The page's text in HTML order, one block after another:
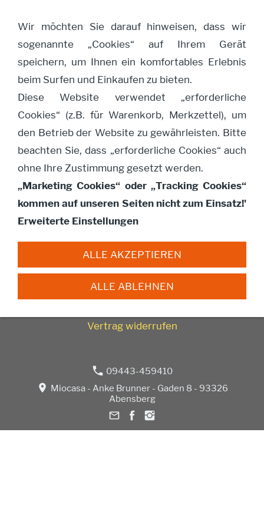
Navigation öffnen
Warenkorb
Ihre Browsereinstellung erlaubt keine
Speicherung von Cookies. Um einkaufen zu
können, aktivieren Sie diese bitte.
Impressum Datenschutz
AGB
Widerrufsbelehrung
Gutscheine
Versandkosten
Vertrag widerrufen
09443-459410
Miocasa - Anke Brunner - Gaden 8 - 93326
Abensberg
Wir möchten Sie darauf hinweisen, dass wir
sogenannte „Cookies“ auf Ihrem Gerät
speichern, um Ihnen ein komfortables Erlebnis
beim Surfen und Einkaufen zu bieten.
Diese Website verwendet „erforderliche
Cookies“ (z.B. für Warenkorb, Merkzettel), um
den Betrieb der Website zu gewährleisten. Bitte
beachten Sie, dass „erforderliche Cookies“ auch
ohne Ihre Zustimmung gesetzt werden.
„Marketing Cookies“ oder „Tracking Cookies“
kommen auf unseren Seiten nicht zum Einsatz!'
Erweiterte Einstellungen
ALLE AKZEPTIEREN
ALLE ABLEHNEN